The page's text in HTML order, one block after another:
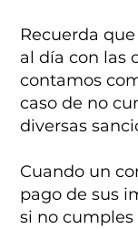
Recuerda
al día con las
contamos
caso de no
diversas
Cuando un
pago de sus
si no cumples